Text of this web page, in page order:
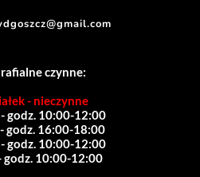
czynne:
- nieczynne
- godz. 10:00-12:00
- godz. 16:00-18:00
- godz. 10:00-12:00
- godz. 10:00-12:00